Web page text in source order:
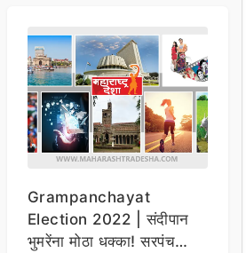
Grampanchayat
Election 2022 | संदीपान
भुमरेंना मोठा धक्का! सरपंच